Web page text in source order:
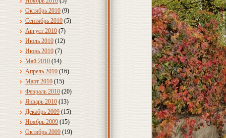
Октябрь 2010 (9)
Сентябрь 2010 (5)
Август 2010 (7)
Июль 2010 (12)
Июнь 2010 (7)
Май 2010 (14)
Апрель 2010 (16)
Март 2010 (15)
Февраль 2010 (20)
Январь 2010 (13)
Декабрь 2009 (15)
Ноябрь 2009 (15)
Октябрь 2009 (19)